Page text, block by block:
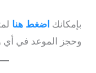
بإمكانكاضغط هنا
وحجز الموعد في أي